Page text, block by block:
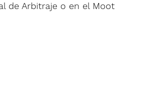
de Arbitraje o en el Moot